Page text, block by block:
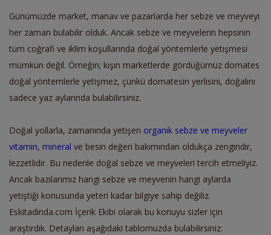
Günümüzde market, manav ve pazarlarda her sebze ve meyveyi
her zaman bulabilir olduk. Ancak sebze ve meyvelerin hepsinin
tüm coğrafi ve iklim koşullarında doğal yöntemlerle yetişmesi
mümkün değil. Örneğin; kışın marketlerde gördüğümüz domates
doğal yöntemlerle yetişmez, çünkü domatesin yerlisini, doğalını
sadece yaz aylarında bulabilirsiniz.
Doğal yollarla, zamanında yetişen organik sebze ve meyveler
vitamin, mineral ve besin değeri bakımından oldukça zengindir,
lezzetlidir. Bu nedenle doğal sebze ve meyveleri tercih etmeliyiz.
Ancak bazılarımız hangi sebze ve meyvenin hangi aylarda
yetiştiği konusunda yeteri kadar bilgiye sahip değiliz.
Eskitadinda.com İçerik Ekibi olarak bu konuyu sizler için
araştırdık. Detayları aşağıdaki tablomuzda bulabilirsiniz: